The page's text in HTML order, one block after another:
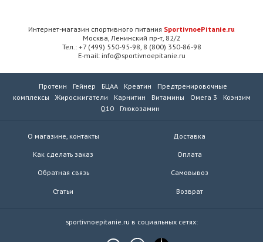
Интернет-магазин спортивного питания SportivnoePitanie.ru
Москва, Ленинский пр-т, 82/2
Тел.: +7 (499) 550-95-98, 8 (800) 350-86-98
E-mail: info@sportivnoepitanie.ru
Протеин Гейнер БЦАА Креатин
Предтренировочные
комплексы
Жиросжигатели Карнитин Витамины Омега 3
Коэнзим
Q10
Глюкозамин
О магазине, контакты
Как сделать заказ
Обратная связь
Статьи
Доставка
Оплата
Самовывоз
Возврат
sportivnoepitanie.ru в социальных сетях: